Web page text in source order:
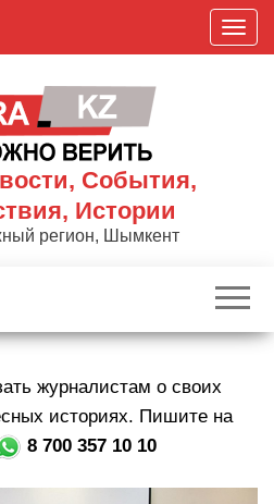
П
о
к
р
События,
Истории
регион, Шымкент
журналистам о своих
историях. Пишите на
8 700 357 10 10